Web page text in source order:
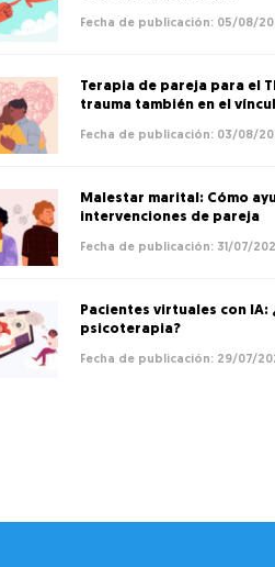
05/08/
Terapia de pareja para el
trauma también en el
03/08/
Malestar marital: Cómo
intervenciones de pareja
31/07/
Pacientes virtuales con IA:
psicoterapia?
29/07/